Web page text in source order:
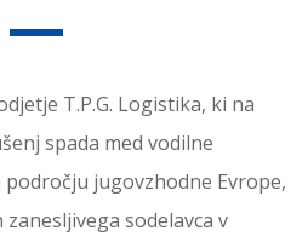
T.P.G. Logistika, ki na
spada med vodilne
jugovzhodne Evrope,
sodelavca v